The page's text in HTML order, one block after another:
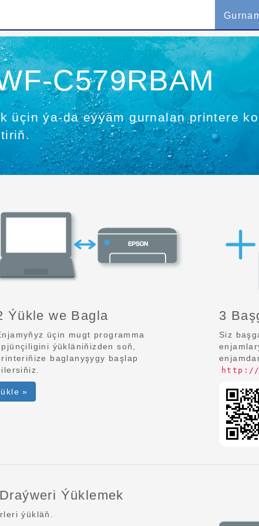
C579RBAM
üçin ýa-da eýýäm gurnalan printere
Ýükle we Bagla
üçin mugt programma
ýükläniňizden soň,
baglanyşygy başlap
»
3
Siz
http://
Ýüklemek
ýükläň.